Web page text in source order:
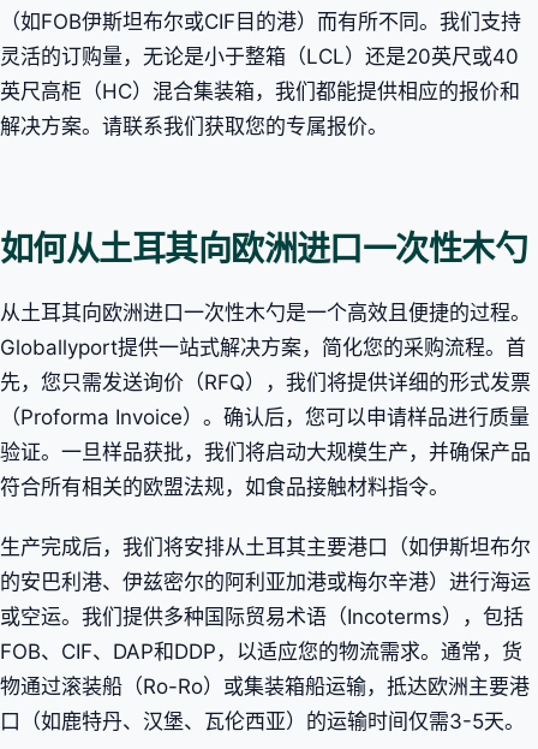
（如FOB伊斯坦布尔或CIF目的港）而有所不同。我们支持
灵活的订购量，无论是小于整箱（LCL）还是20英尺或40
英尺高柜（HC）混合集装箱，我们都能提供相应的报价和
解决方案。请联系我们获取您的专属报价。
如何从土耳其向欧洲进口一次性木勺
从土耳其向欧洲进口一次性木勺是一个高效且便捷的过程。
Globallyport提供一站式解决方案，简化您的采购流程。首
先，您只需发送询价（RFQ），我们将提供详细的形式发票
（Proforma Invoice）。确认后，您可以申请样品进行质量
验证。一旦样品获批，我们将启动大规模生产，并确保产品
符合所有相关的欧盟法规，如食品接触材料指令。
生产完成后，我们将安排从土耳其主要港口（如伊斯坦布尔
的安巴利港、伊兹密尔的阿利亚加港或梅尔辛港）进行海运
或空运。我们提供多种国际贸易术语（Incoterms），包括
FOB、CIF、DAP和DDP，以适应您的物流需求。通常，货
物通过滚装船（Ro-Ro）或集装箱船运输，抵达欧洲主要港
口（如鹿特丹、汉堡、瓦伦西亚）的运输时间仅需3-5天。